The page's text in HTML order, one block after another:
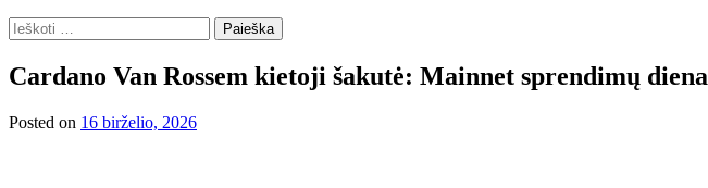
Ieškoti:
Cardano Van Rossem kietoji šakutė: Mainnet sprendimų diena
Posted on 16 birželio, 2026